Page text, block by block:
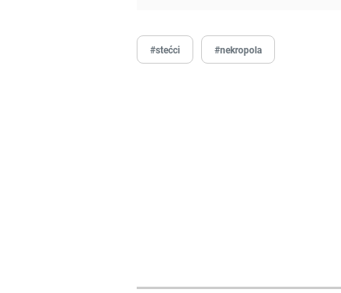
#stećci #nekropola